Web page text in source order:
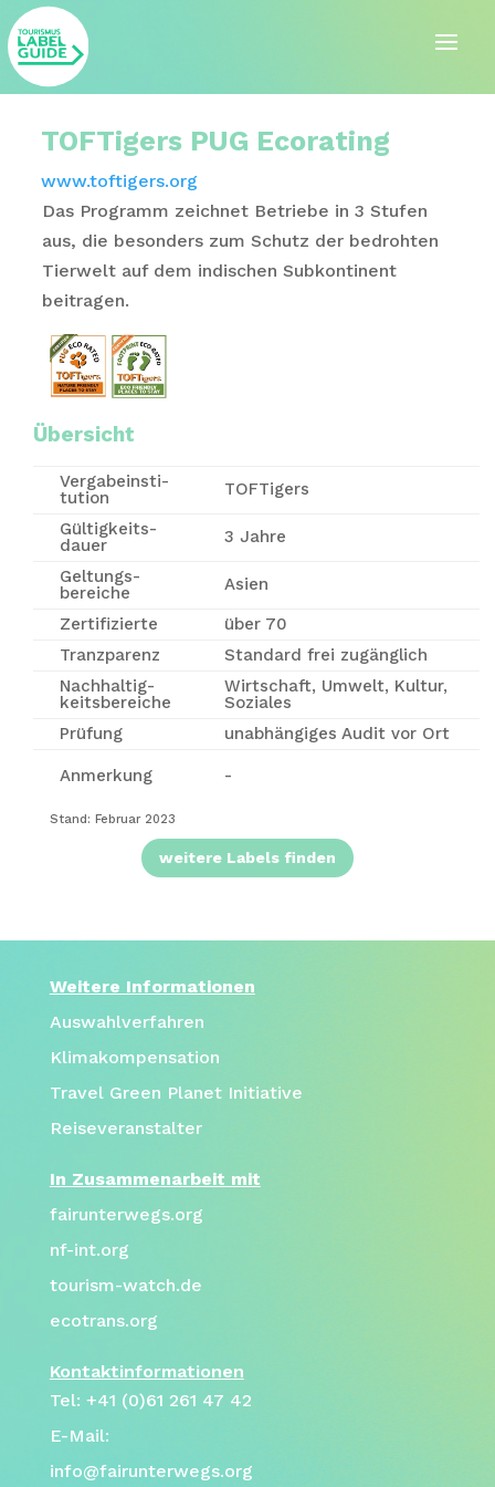
TOFTigers PUG Ecorating
www.toftigers.org
Das Programm zeichnet Betriebe in 3 Stufen
aus, die besonders zum Schutz der bedrohten
Tierwelt auf dem indischen Subkontinent
beitragen.
Übersicht
Vergabe­insti­
tution
TOFTigers
Gültigkeits-
dauer
3 Jahre
Geltungs-
bereiche
Asien
Zertifizierte
über 70
Tranzparenz
Standard frei zugänglich
Nachhaltig-
keitsbereiche
Wirtschaft, Umwelt, Kultur,
Soziales
Prüfung
unabhängiges Audit vor Ort
Anmerkung -
Stand: Februar 2023
weitere Labels finden
Weitere Informationen
Auswahlverfahren
Klimakompensation
Travel Green Planet Initiative
Reiseveranstalter
In Zusammenarbeit mit
fairunterwegs.org
nf-int.org
tourism-watch.de
ecotrans.org
Kontaktinformationen
Tel: +41 (0)61 261 47 42
E-Mail:
info@fairunterwegs.org